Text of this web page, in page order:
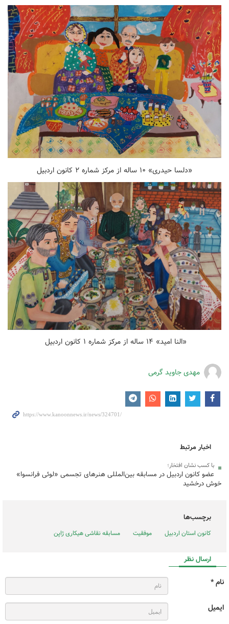
«دلسا حیدری» ۱۰ ساله از مرکز شماره ۲ کانون اردبیل
«النا امید» ۱۴ ساله از مرکز شماره ۱ کانون اردبیل
مهدی جاوید گرمی
اخبار مرتبط
با کسب نشان افتخار؛
عضو کانون اردبیل در مسابقه بین‌المللی هنرهای تجسمی «لوئی فرانسوا»
خوش درخشید
برچسب‌ها
کانون استان اردبیل موفقیت مسابقه نقاشی هیکاری ژاپن
ارسال نظر
نام *
ایمیل